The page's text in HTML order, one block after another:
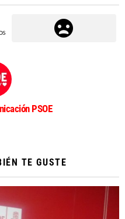
PSOE
TE GUSTE